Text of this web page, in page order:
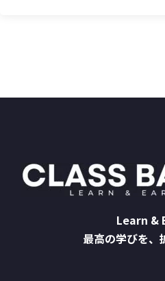
Learn &
最高の学びを、